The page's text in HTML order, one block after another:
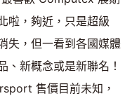
啦，夠近，只是超級
失，但一看到各國媒體
、新概念或是新聯名！
售價目前未知，